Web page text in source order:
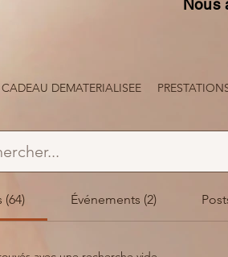
Nous
DEMATERIALISEE
(64) Événements (2)